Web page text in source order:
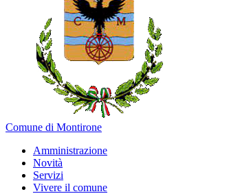
Comune di Montirone
Amministrazione
Novità
Servizi
Vivere il comune